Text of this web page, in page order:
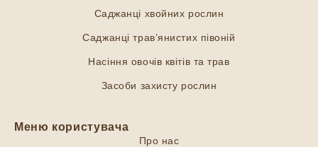
Саджанці хвойних рослин
Саджанці трав’янистих півоній
Насіння овочів квітів та трав
Засоби захисту рослин
Меню користувача
Про нас